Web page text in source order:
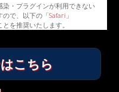
・プラグインが利用できない
ので、以下の「Safari 」
を推奨いたします。
こちら